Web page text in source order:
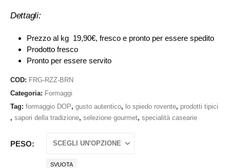
Dettagli:
Prezzo al kg 19,90€, fresco e pronto per essere spedito
Prodotto fresco
Pronto per essere servito
COD: FRG-RZZ-BRN
Categoria: Formaggi
Tag: formaggio DOP, gusto autentico, lo spiedo rovente, prodotti tipici
, sapori della tradizione, selezione gourmet, specialità casearie
PESO
SVUOTA